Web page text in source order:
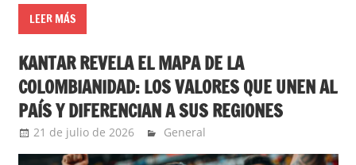
LEER MÁS
KANTAR REVELA EL MAPA DE LA
COLOMBIANIDAD: LOS VALORES QUE UNEN AL
PAÍS Y DIFERENCIAN A SUS REGIONES
21 de julio de 2026 Ernesto Herrera
General